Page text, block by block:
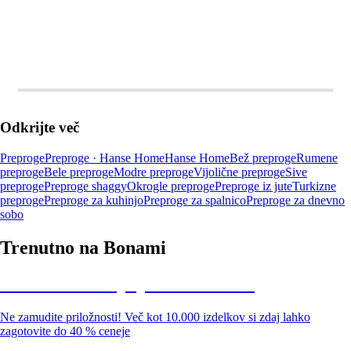
Odkrijte več
PreprogePreproge · Hanse HomeHanse HomeBež preprogeRumene
preprogeBele preprogeModre preprogeVijolične preprogeSive
preprogePreproge shaggyOkrogle preprogePreproge iz juteTurkizne
preprogePreproge za kuhinjoPreproge za spalnicoPreproge za dnevno
sobo
Trenutno na Bonami
Ne zamudite priložnosti! Več kot 10.000 izdelkov si zdaj lahko
zagotovite do 40 % ceneje